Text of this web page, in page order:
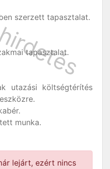
szerzett tapasztalat.
tapasztalat.
utazási költségtérítés
munka.
lejárt, ezért nincs